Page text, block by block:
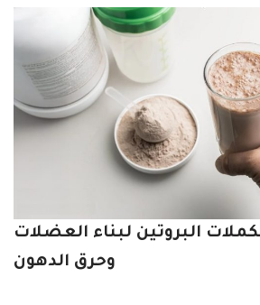
البروتين لبناء العضلات
وحرق الدهون